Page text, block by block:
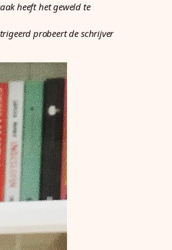
heeft het geweld te
probeert de schrijver